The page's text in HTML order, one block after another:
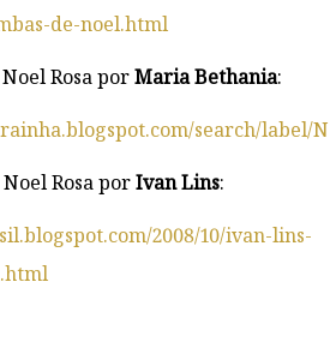
de-noel.html
Rosa porMaria Bethania:
search/label/
Rosa porIvan Lins:
2008/10/ivan-lins-